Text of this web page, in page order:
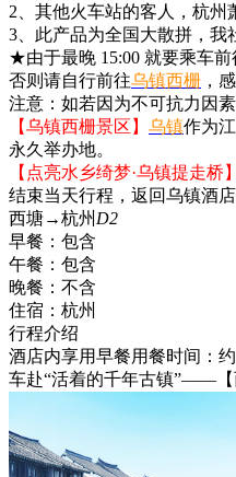
2、其他火车站的客人，杭州
3、此产品为全国大散拼，我
★由于最晚 15:00 就要乘车前
否则请自行前往乌镇西栅 ，
注意：如若因为不可抗力因
【乌镇西栅景区】 乌镇作为
永久举办地。
【点亮水乡绮梦·乌镇提走桥】
结束当天行程，返回乌镇酒店
西塘→杭州 D2
早餐： 包含
午餐： 包含
晚餐： 不含
住宿： 杭州
行程介绍
酒店内享用早餐用餐时间：约
车赴“活着的千年古镇”——【